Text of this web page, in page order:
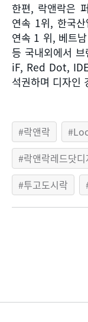
한편, 락앤락은
연속 1위, 한국
연속 1 위, 베트
등 국내외에서
iF, Red Dot,
석권하며 디자인
락앤락
락앤락레드닷
투고도시락